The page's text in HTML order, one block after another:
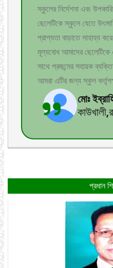
স্কুলের নির্দেশনা এবং
ছেলেটিকে স্কুলে যেতে
প্রাপ্যতা বাড়াতে সাহায্য
মূল্যবোধ আমাদের
সাথে প্রজন্মের সহায়ক
আমরা এটির জন্য স্কুল
মোঃ
প্রধান